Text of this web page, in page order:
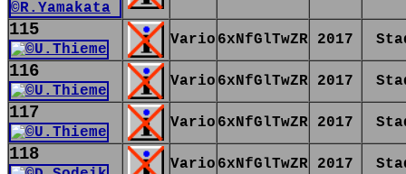
115 Vario 6xNfGlTwZR 2017
116 Vario 6xNfGlTwZR 2017
117 Vario 6xNfGlTwZR 2017
118 Vario 6xNfGlTwZR 2017